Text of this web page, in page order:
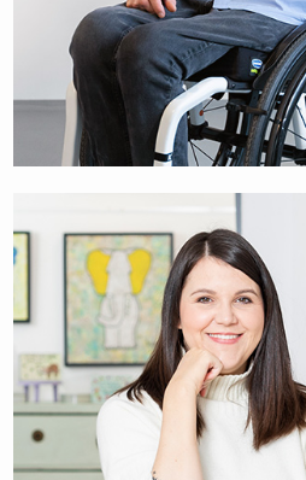
NIKO
REHA-FACHBERATER UND